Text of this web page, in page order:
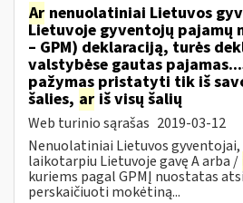
Ar nenuolatiniai Lietuvos
Lietuvoje gyventojų pajamų
– GPM) deklaraciją, turės
valstybėse gautas
pažymas pristatyti tik iš
šalies, ar iš visų šalių
Web turinio sąrašas 2019-03-12
Nenuolatiniai Lietuvos
laikotarpiu Lietuvoje gavę A arba /
kuriems pagal GPMĮ nuostatas
perskaičiuoti mokėtiną...